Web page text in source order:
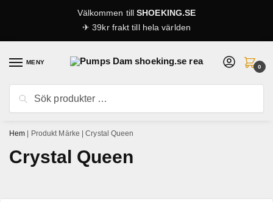
Välkommen tillSHOEKING.SE
✈ 39kr frakt till hela världen
MENY
efter:
Sök
0
Hem | Produkt Märke |Crystal Queen
Crystal Queen